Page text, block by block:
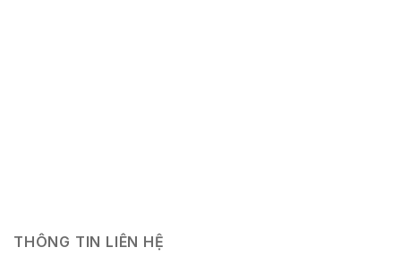
THÔNG TIN LIÊN HỆ